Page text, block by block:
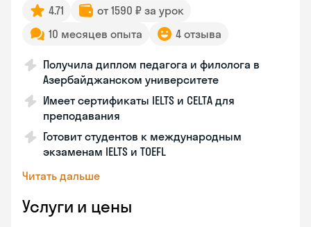
4.71
от 1590 ₽ за урок
10 месяцев опыта
4 отзыва
Получила диплом педагога и филолога в
Азербайджанском университете
Имеет сертификаты IELTS и CELTA для
преподавания
Готовит студентов к международным
экзаменам IELTS и TOEFL
Читать дальше
Услуги и цены